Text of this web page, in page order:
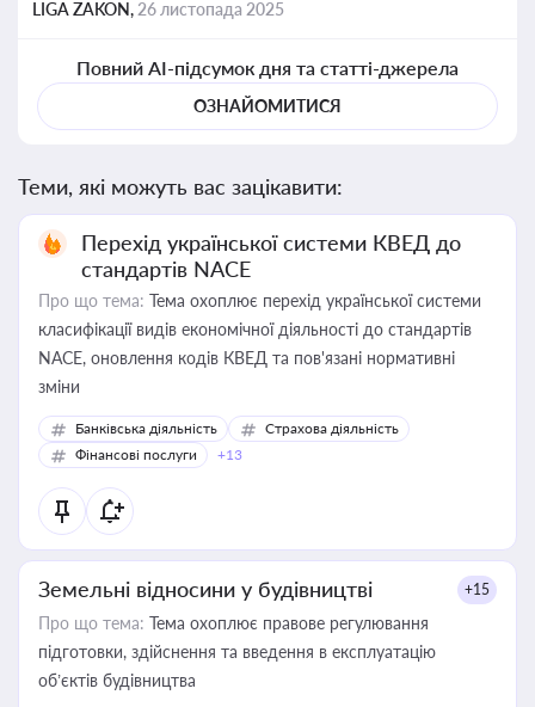
LIGA ZAKON, 26 листопада 2025
Повний AI-підсумок дня та статті-джерела
ОЗНАЙОМИТИСЯ
Теми, які можуть вас зацікавити:
Перехід української системи КВЕД до
стандартів NACE
Про що тема: Тема охоплює перехід української системи
класифікації видів економічної діяльності до стандартів
NACE, оновлення кодів КВЕД та пов'язані нормативні
зміни
Банківська діяльність
Страхова діяльність
Фінансові послуги
+13
Земельні відносини у будівництві +15
Про що тема: Тема охоплює правове регулювання
підготовки, здійснення та введення в експлуатацію
об’єктів будівництва